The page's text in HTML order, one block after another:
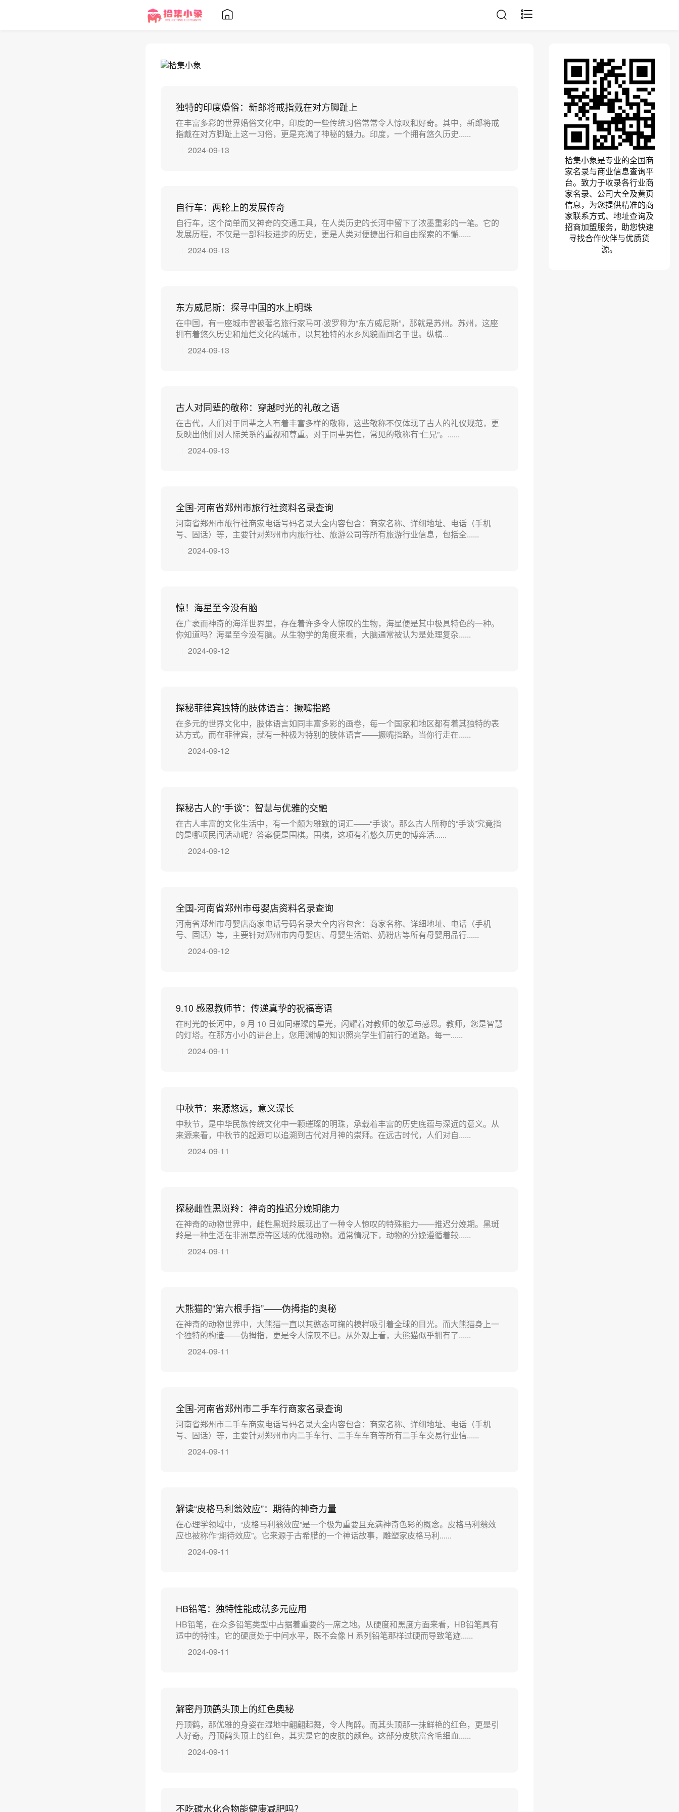
独特的印度婚俗：新郎将戒指戴在对方脚趾上
在丰富多彩的世界婚俗文化中，印度的一些传统习俗常常令人惊叹和好奇。其中，新郎将戒
指戴在对方脚趾上这一习俗，更是充满了神秘的魅力。印度，一个拥有悠久历史......
2024-09-13
自行车：两轮上的发展传奇
自行车，这个简单而又神奇的交通工具，在人类历史的长河中留下了浓墨重彩的一笔。它的
发展历程，不仅是一部科技进步的历史，更是人类对便捷出行和自由探索的不懈......
2024-09-13
东方威尼斯：探寻中国的水上明珠
在中国，有一座城市曾被著名旅行家马可·波罗称为“东方威尼斯”，那就是苏州。苏州，这座
拥有着悠久历史和灿烂文化的城市，以其独特的水乡风貌而闻名于世。纵横...
2024-09-13
古人对同辈的敬称：穿越时光的礼敬之语
在古代，人们对于同辈之人有着丰富多样的敬称，这些敬称不仅体现了古人的礼仪规范，更
反映出他们对人际关系的重视和尊重。对于同辈男性，常见的敬称有“仁兄”。......
2024-09-13
全国-河南省郑州市旅行社资料名录查询
河南省郑州市旅行社商家电话号码名录大全内容包含：商家名称、详细地址、电话（手机
号、固话）等，主要针对郑州市内旅行社、旅游公司等所有旅游行业信息，包括全......
2024-09-13
惊！海星至今没有脑
在广袤而神奇的海洋世界里，存在着许多令人惊叹的生物，海星便是其中极具特色的一种。
你知道吗？海星至今没有脑。从生物学的角度来看，大脑通常被认为是处理复杂......
2024-09-12
探秘菲律宾独特的肢体语言：撅嘴指路
在多元的世界文化中，肢体语言如同丰富多彩的画卷，每一个国家和地区都有着其独特的表
达方式。而在菲律宾，就有一种极为特别的肢体语言——撅嘴指路。当你行走在......
2024-09-12
探秘古人的“手谈”：智慧与优雅的交融
在古人丰富的文化生活中，有一个颇为雅致的词汇——“手谈”。那么古人所称的“手谈”究竟指
的是哪项民间活动呢？答案便是围棋。围棋，这项有着悠久历史的博弈活......
2024-09-12
全国-河南省郑州市母婴店资料名录查询
河南省郑州市母婴店商家电话号码名录大全内容包含：商家名称、详细地址、电话（手机
号、固话）等，主要针对郑州市内母婴店、母婴生活馆、奶粉店等所有母婴用品行......
2024-09-12
9.10 感恩教师节：传递真挚的祝福寄语
在时光的长河中，9 月 10 日如同璀璨的星光，闪耀着对教师的敬意与感恩。教师，您是智慧
的灯塔。在那方小小的讲台上，您用渊博的知识照亮学生们前行的道路。每一......
2024-09-11
中秋节：来源悠远，意义深长
中秋节，是中华民族传统文化中一颗璀璨的明珠，承载着丰富的历史底蕴与深远的意义。从
来源来看，中秋节的起源可以追溯到古代对月神的崇拜。在远古时代，人们对自......
2024-09-11
探秘雌性黑斑羚：神奇的推迟分娩期能力
在神奇的动物世界中，雌性黑斑羚展现出了一种令人惊叹的特殊能力——推迟分娩期。黑斑
羚是一种生活在非洲草原等区域的优雅动物。通常情况下，动物的分娩遵循着较......
2024-09-11
大熊猫的“第六根手指”——伪拇指的奥秘
在神奇的动物世界中，大熊猫一直以其憨态可掬的模样吸引着全球的目光。而大熊猫身上一
个独特的构造——伪拇指，更是令人惊叹不已。从外观上看，大熊猫似乎拥有了......
2024-09-11
全国-河南省郑州市二手车行商家名录查询
河南省郑州市二手车商家电话号码名录大全内容包含：商家名称、详细地址、电话（手机
号、固话）等，主要针对郑州市内二手车行、二手车车商等所有二手车交易行业信......
2024-09-11
解读“皮格马利翁效应”：期待的神奇力量
在心理学领域中，“皮格马利翁效应”是一个极为重要且充满神奇色彩的概念。皮格马利翁效
应也被称作“期待效应”。它来源于古希腊的一个神话故事，雕塑家皮格马利......
2024-09-11
HB铅笔：独特性能成就多元应用
HB铅笔，在众多铅笔类型中占据着重要的一席之地。从硬度和黑度方面来看，HB铅笔具有
适中的特性。它的硬度处于中间水平，既不会像 H 系列铅笔那样过硬而导致笔迹......
2024-09-11
解密丹顶鹤头顶上的红色奥秘
丹顶鹤，那优雅的身姿在湿地中翩翩起舞，令人陶醉。而其头顶那一抹鲜艳的红色，更是引
人好奇。丹顶鹤头顶上的红色，其实是它的皮肤的颜色。这部分皮肤富含毛细血......
2024-09-11
不吃碳水化合物能健康减肥吗？
拾集小象是专业的全国商
家名录与商业信息查询平
台。致力于收录各行业商
家名录、公司大全及黄页
信息，为您提供精准的商
家联系方式、地址查询及
招商加盟服务，助您快速
寻找合作伙伴与优质货
源。